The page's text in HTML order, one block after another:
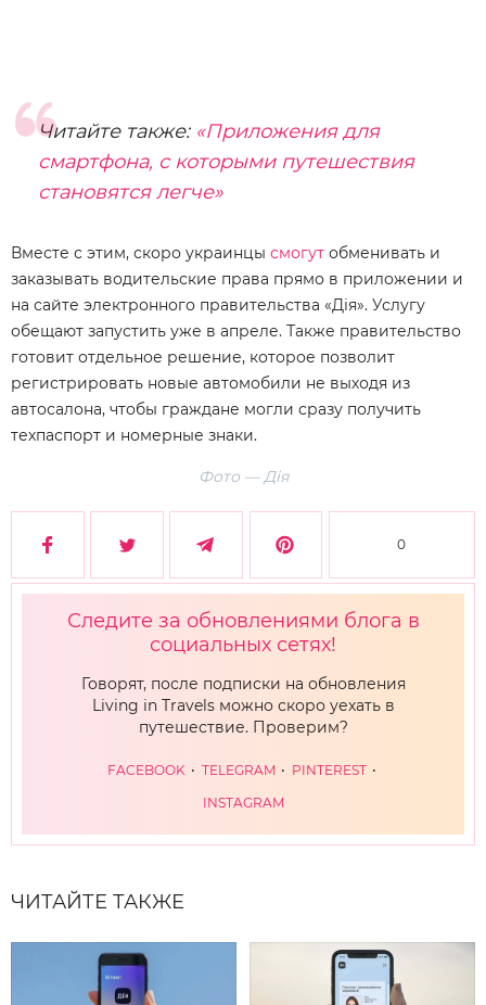
Читайте также: «Приложения для
смартфона, с которыми путешествия
становятся легче»
Вместе с этим, скоро украинцы смогут обменивать и
заказывать водительские права прямо в приложении и
на сайте электронного правительства «Дія». Услугу
обещают запустить уже в апреле. Также правительство
готовит отдельное решение, которое позволит
регистрировать новые автомобили не выходя из
автосалона, чтобы граждане могли сразу получить
техпаспорт и номерные знаки.
Фото — Дія
0
Следите за обновлениями блога в
социальных сетях!
Говорят, после подписки на обновления
Living in Travels можно скоро уехать в
путешествие. Проверим?
FACEBOOK TELEGRAM
PINTEREST
INSTAGRAM
ЧИТАЙТЕ ТАКЖЕ